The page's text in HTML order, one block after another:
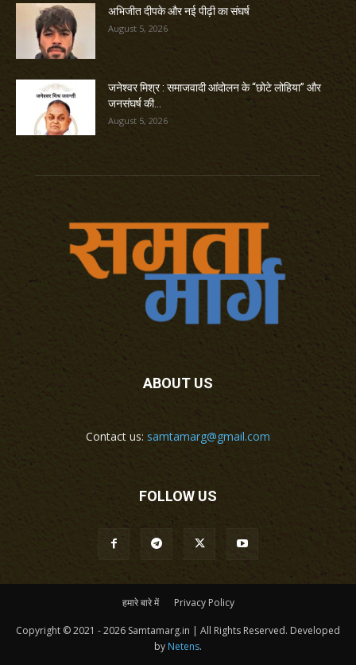
अभिजीत दीपके और नई पीढ़ी का संघर्ष
August 5, 2026
जनेश्वर मिश्र : समाजवादी आंदोलन के “छोटे लोहिया” और
जनसंघर्ष की...
August 5, 2026
ABOUT US
Contact us: samtamarg@gmail.com
FOLLOW US
हमारे बारे में Privacy Policy
Copyright © 2021 - 2026 Samtamarg.in | All Rights Reserved. Developed
by Netens.